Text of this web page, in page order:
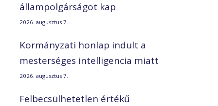
állampolgárságot kap
2026. augusztus 7.
Kormányzati honlap indult a
mesterséges intelligencia miatt
2026. augusztus 7.
Felbecsülhetetlen értékű